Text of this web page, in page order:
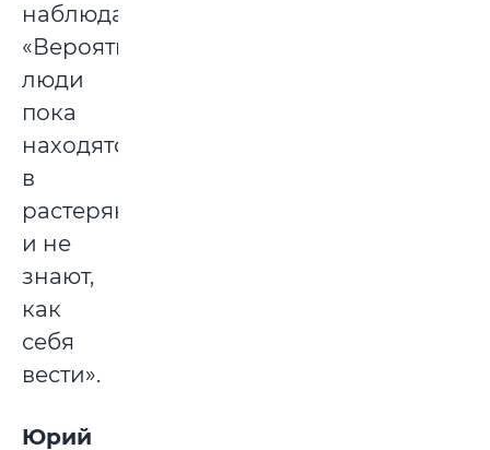
наблюдает.
«Вероятно,
люди
пока
находятся
в
растерянности
и не
знают,
как
себя
вести».
Юрий